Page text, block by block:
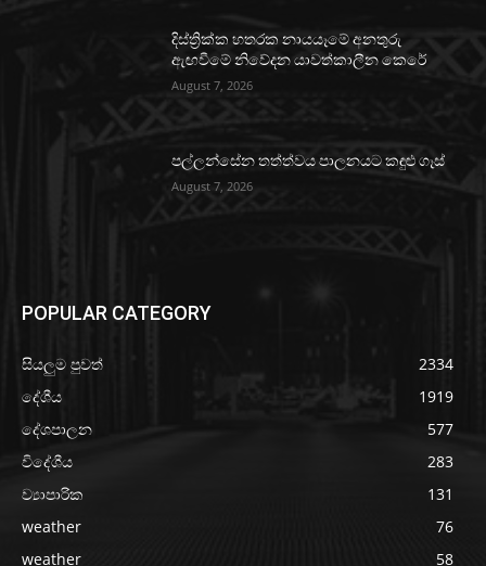
දිස්ත්‍රික්ක හතරක නායයෑමේ අනතුරු
ඇඟවීමේ නිවේදන යාවත්කාලීන කෙරේ
August 7, 2026
පල්ලන්සේන තත්ත්වය පාලනයට කඳුළු ගෑස්
August 7, 2026
POPULAR CATEGORY
සියලුම පුවත්
2334
දේශීය
1919
දේශපාලන
577
විදේශීය
283
ව්‍යාපාරික
131
weather
76
weather
58